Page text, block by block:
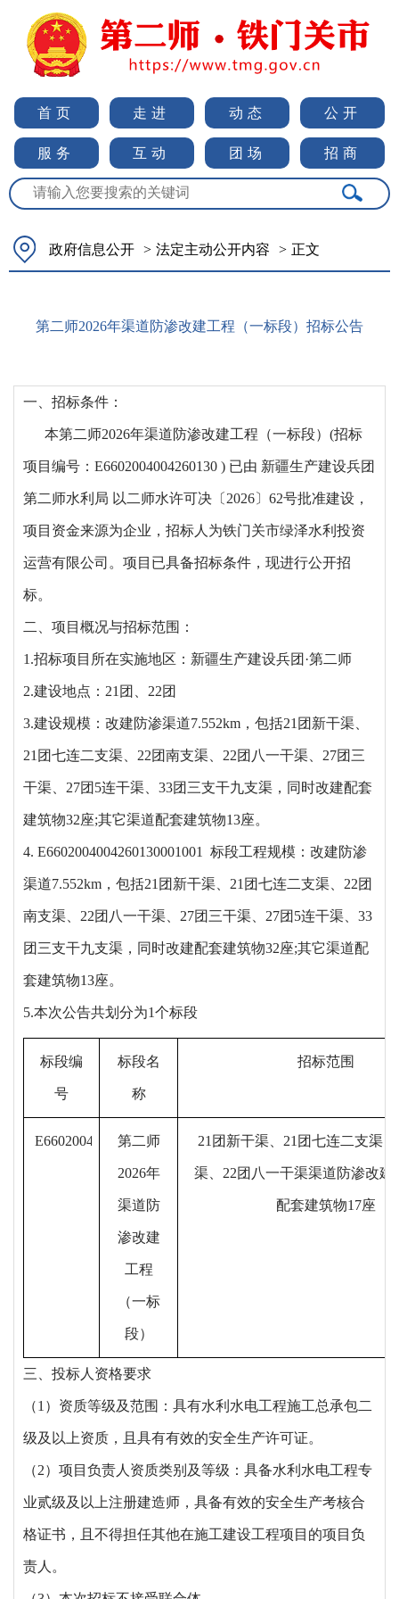
首页 走进 动态 公开
服务 互动 团场 招商
政府信息公开 > 法定主动公开内容 > 正文
第二师2026年渠道防渗改建工程（一标段）招标公告
一、招标条件 ：
本第二师2026年渠道防渗改建工程（一标段） (招标
项目编号：E6602004004260130 ) 已由 新疆生产建设兵团
第二师水利局 以 二师水许可决〔 2026〕62号批准建设，
项目资金来源为企业 ，招标人为铁门关市绿泽水利投资
运营有限公司 。项目已具备招标条件，现进行公开招
标。
二、项目概况与招标范围：
1.招标项目所在实施地区： 新疆生产建设兵团 ·第二师
2.建设地点：21团、22团
3.建设规模 ：改建防渗渠道7.552km，包括21团新干渠、
21团七连二支渠、22团南支渠、22团八一干渠、27团三
干渠、27团5连干渠、33团三支干九支渠，同时改建配套
建筑物32座;其它渠道配套建筑物13座。
4. E6602004004260130001001 标段工程规模：改建防渗
渠道7.552km，包括21团新干渠、21团七连二支渠、22团
南支渠、22团八一干渠、27团三干渠、27团5连干渠、33
团三支干九支渠，同时改建配套建筑物32座;其它渠道配
套建筑物13座。
5.本次公告共划分为1个标段
标段编
号
标段名
称
招标范围
E6602004004260130001001
第二师
2026年
渠道防
渗改建
工程
（一标
段）
21团新干渠、21团七连二支渠
渠、22团八一干渠渠道防渗改建
配套建筑物17座
三、投标人资格要求
（1）资质等级及范围：具有水利水电工程施工总承包二
级及以上资质，且具有有效的安全生产许可证。
（2）项目负责人资质类别及等级：具备水利水电工程专
业贰级及以上注册建造师，具备有效的安全生产考核合
格证书，且不得担任其他在施工建设工程项目的项目负
责人。